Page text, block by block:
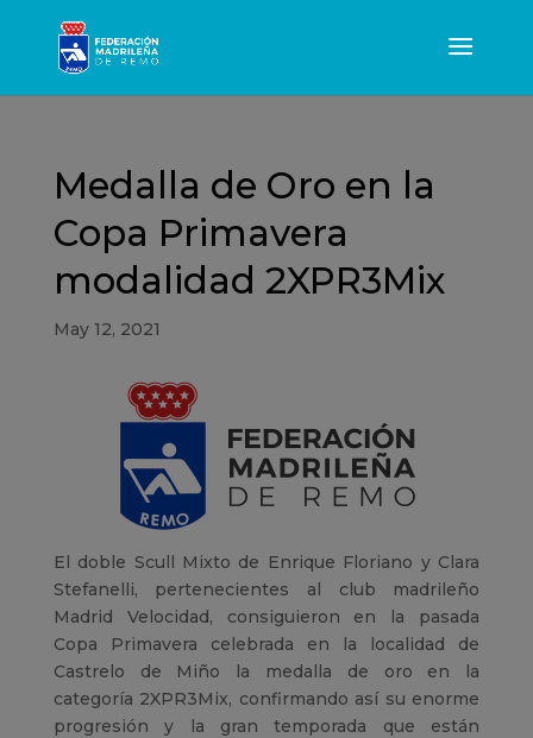
Medalla de Oro en la
Copa Primavera
modalidad 2XPR3Mix
May 12, 2021
El doble Scull Mixto de Enrique Floriano y Clara
Stefanelli, pertenecientes al club madrileño
Madrid Velocidad, consiguieron en la pasada
Copa Primavera celebrada en la localidad de
Castrelo de Miño la medalla de oro en la
categoría 2XPR3Mix, confirmando así su enorme
progresión y la gran temporada que están